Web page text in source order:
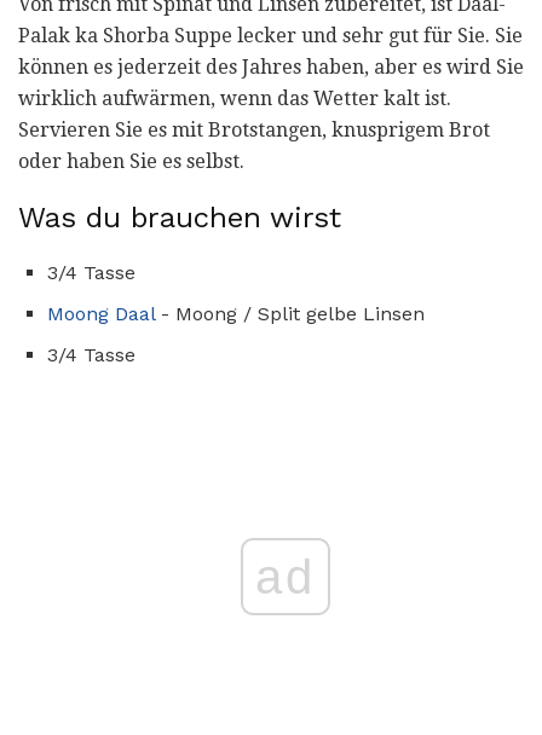
Palak ka Shorba Suppe lecker und sehr gut für Sie. Sie
können es jederzeit des Jahres haben, aber es wird Sie
wirklich aufwärmen, wenn das Wetter kalt ist.
Servieren Sie es mit Brotstangen, knusprigem Brot
oder haben Sie es selbst.
Was du brauchen wirst
3/4 Tasse
Moong Daal- Moong / Split gelbe Linsen
3/4 Tasse
ad